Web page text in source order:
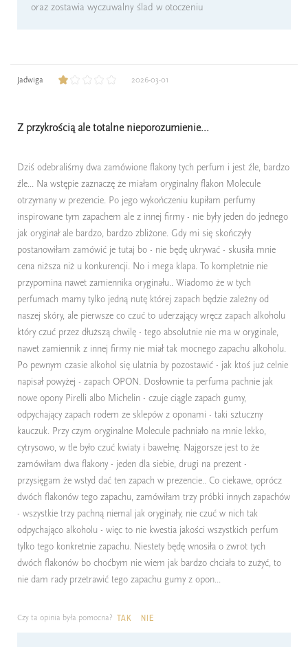
oraz zostawia wyczuwalny ślad w otoczeniu
Jadwiga 2026-03-01
Z przykrością ale totalne nieporozumienie...
Dziś odebraliśmy dwa zamówione flakony tych perfum i jest źle, bardzo
źle... Na wstępie zaznaczę że miałam oryginalny flakon Molecule
otrzymany w prezencie. Po jego wykończeniu kupiłam perfumy
inspirowane tym zapachem ale z innej firmy - nie były jeden do jednego
jak oryginał ale bardzo, bardzo zbliżone. Gdy mi się skończyły
postanowiłam zamówić je tutaj bo - nie będę ukrywać - skusiła mnie
cena niższa niż u konkurencji. No i mega klapa. To kompletnie nie
przypomina nawet zamiennika oryginału.. Wiadomo że w tych
perfumach mamy tylko jedną nutę której zapach będzie zależny od
naszej skóry, ale pierwsze co czuć to uderzający wręcz zapach alkoholu
który czuć przez dłuższą chwilę - tego absolutnie nie ma w oryginale,
nawet zamiennik z innej firmy nie miał tak mocnego zapachu alkoholu.
Po pewnym czasie alkohol się ulatnia by pozostawić - jak ktoś już celnie
napisał powyżej - zapach OPON. Dosłownie ta perfuma pachnie jak
nowe opony Pirelli albo Michelin - czuje ciągle zapach gumy,
odpychający zapach rodem ze sklepów z oponami - taki sztuczny
kauczuk. Przy czym oryginalne Molecule pachniało na mnie lekko,
cytrysowo, w tle było czuć kwiaty i bawełnę. Najgorsze jest to że
zamówiłam dwa flakony - jeden dla siebie, drugi na prezent -
przysięgam że wstyd dać ten zapach w prezencie.. Co ciekawe, oprócz
dwóch flakonów tego zapachu, zamówiłam trzy próbki innych zapachów
- wszystkie trzy pachną niemal jak oryginały, nie czuć w nich tak
odpychająco alkoholu - więc to nie kwestia jakości wszystkich perfum
tylko tego konkretnie zapachu. Niestety będę wnosiła o zwrot tych
dwóch flakonów bo choćbym nie wiem jak bardzo chciała to zużyć, to
nie dam rady przetrawić tego zapachu gumy z opon...
Czy ta opinia była pomocna? TAK NIE